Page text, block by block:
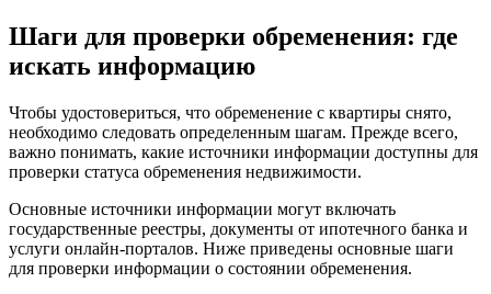
Шаги для проверки обременения: где
искать информацию
Чтобы удостовериться, что обременение с квартиры снято,
необходимо следовать определенным шагам. Прежде всего,
важно понимать, какие источники информации доступны для
проверки статуса обременения недвижимости.
Основные источники информации могут включать
государственные реестры, документы от ипотечного банка и
услуги онлайн-порталов. Ниже приведены основные шаги
для проверки информации о состоянии обременения.